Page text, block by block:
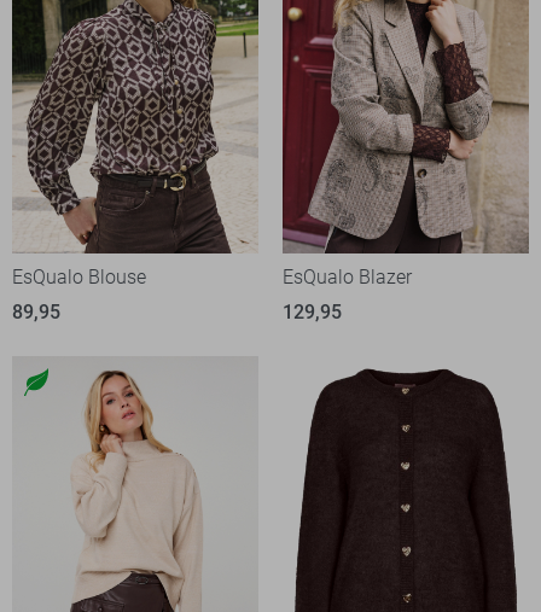
EsQualo Blouse
89,95
EsQualo Blazer
129,95